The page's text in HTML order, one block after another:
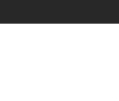
DERNIERS ARTICLES